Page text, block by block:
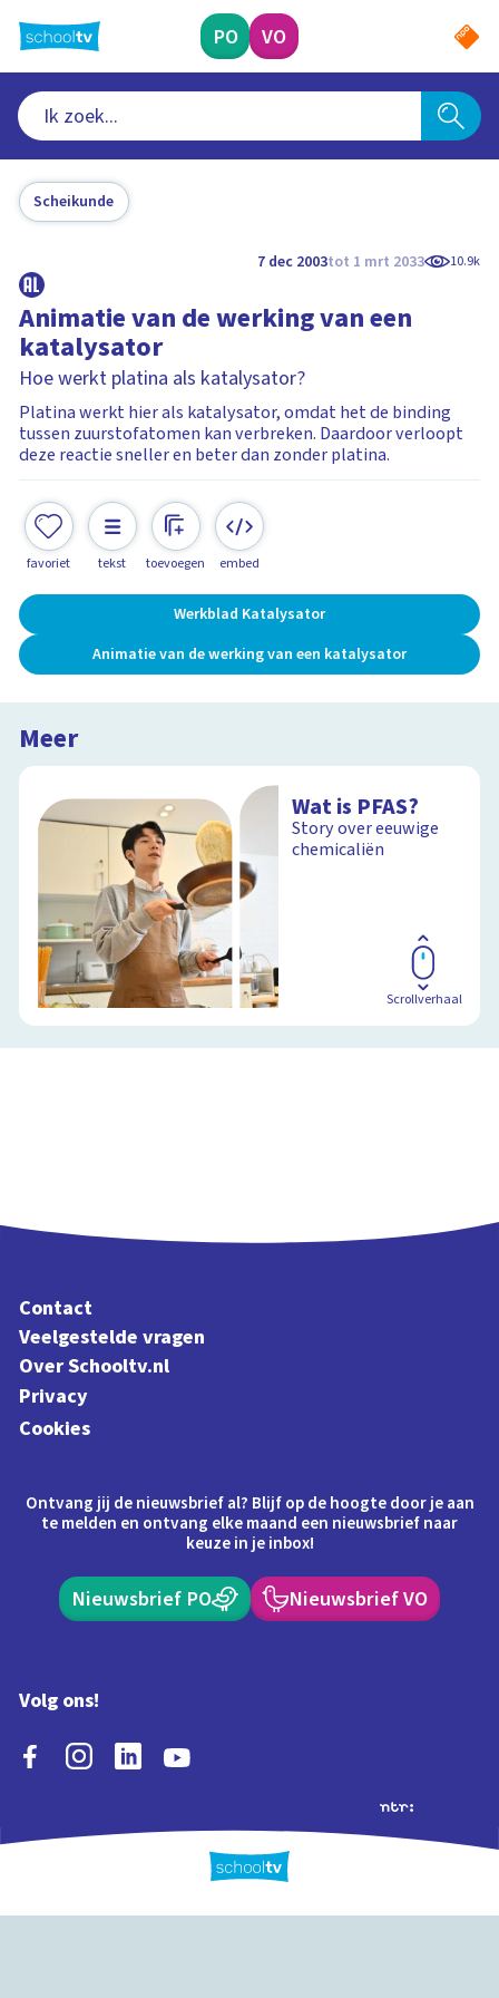
naar
hoofdinhoud
PO VO
Scheikunde
7 dec 2003tot 1 mrt 2033 10.9k
Animatie van de werking van een
katalysator
Hoe werkt platina als katalysator?
Platina werkt hier als katalysator, omdat het de binding
tussen zuurstofatomen kan verbreken. Daardoor verloopt
deze reactie sneller en beter dan zonder platina.
favoriet tekst toevoegen embed
Werkblad Katalysator
Animatie van de werking van een katalysator
Meer
Wat is PFAS?
Story over eeuwige
chemicaliën
Scrollverhaal
Contact
Veelgestelde vragen
Over Schooltv.nl
Privacy
Cookies
Ontvang jij de nieuwsbrief al? Blijf op de hoogte door je aan
te melden en ontvang elke maand een nieuwsbrief naar
keuze in je inbox!
Nieuwsbrief PO Nieuwsbrief VO
Volg ons!